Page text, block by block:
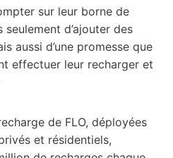
sur leur borne de
seulement d’ajouter des
aussi d’une promesse que
effectuer leur recharger et
»
de FLO, déployées
et résidentiels,